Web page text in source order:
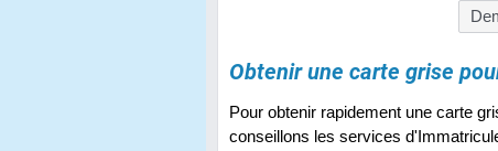
Obtenir une carte grise
Pour obtenir rapidement une carte
conseillons les services